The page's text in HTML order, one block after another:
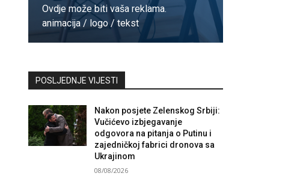
Ovdje može biti vaša reklama.
animacija / logo / tekst
POSLJEDNJE VIJESTI
Nakon posjete Zelenskog Srbiji:
Vučićevo izbjegavanje
odgovora na pitanja o Putinu i
zajedničkoj fabrici dronova sa
Ukrajinom
08/08/2026